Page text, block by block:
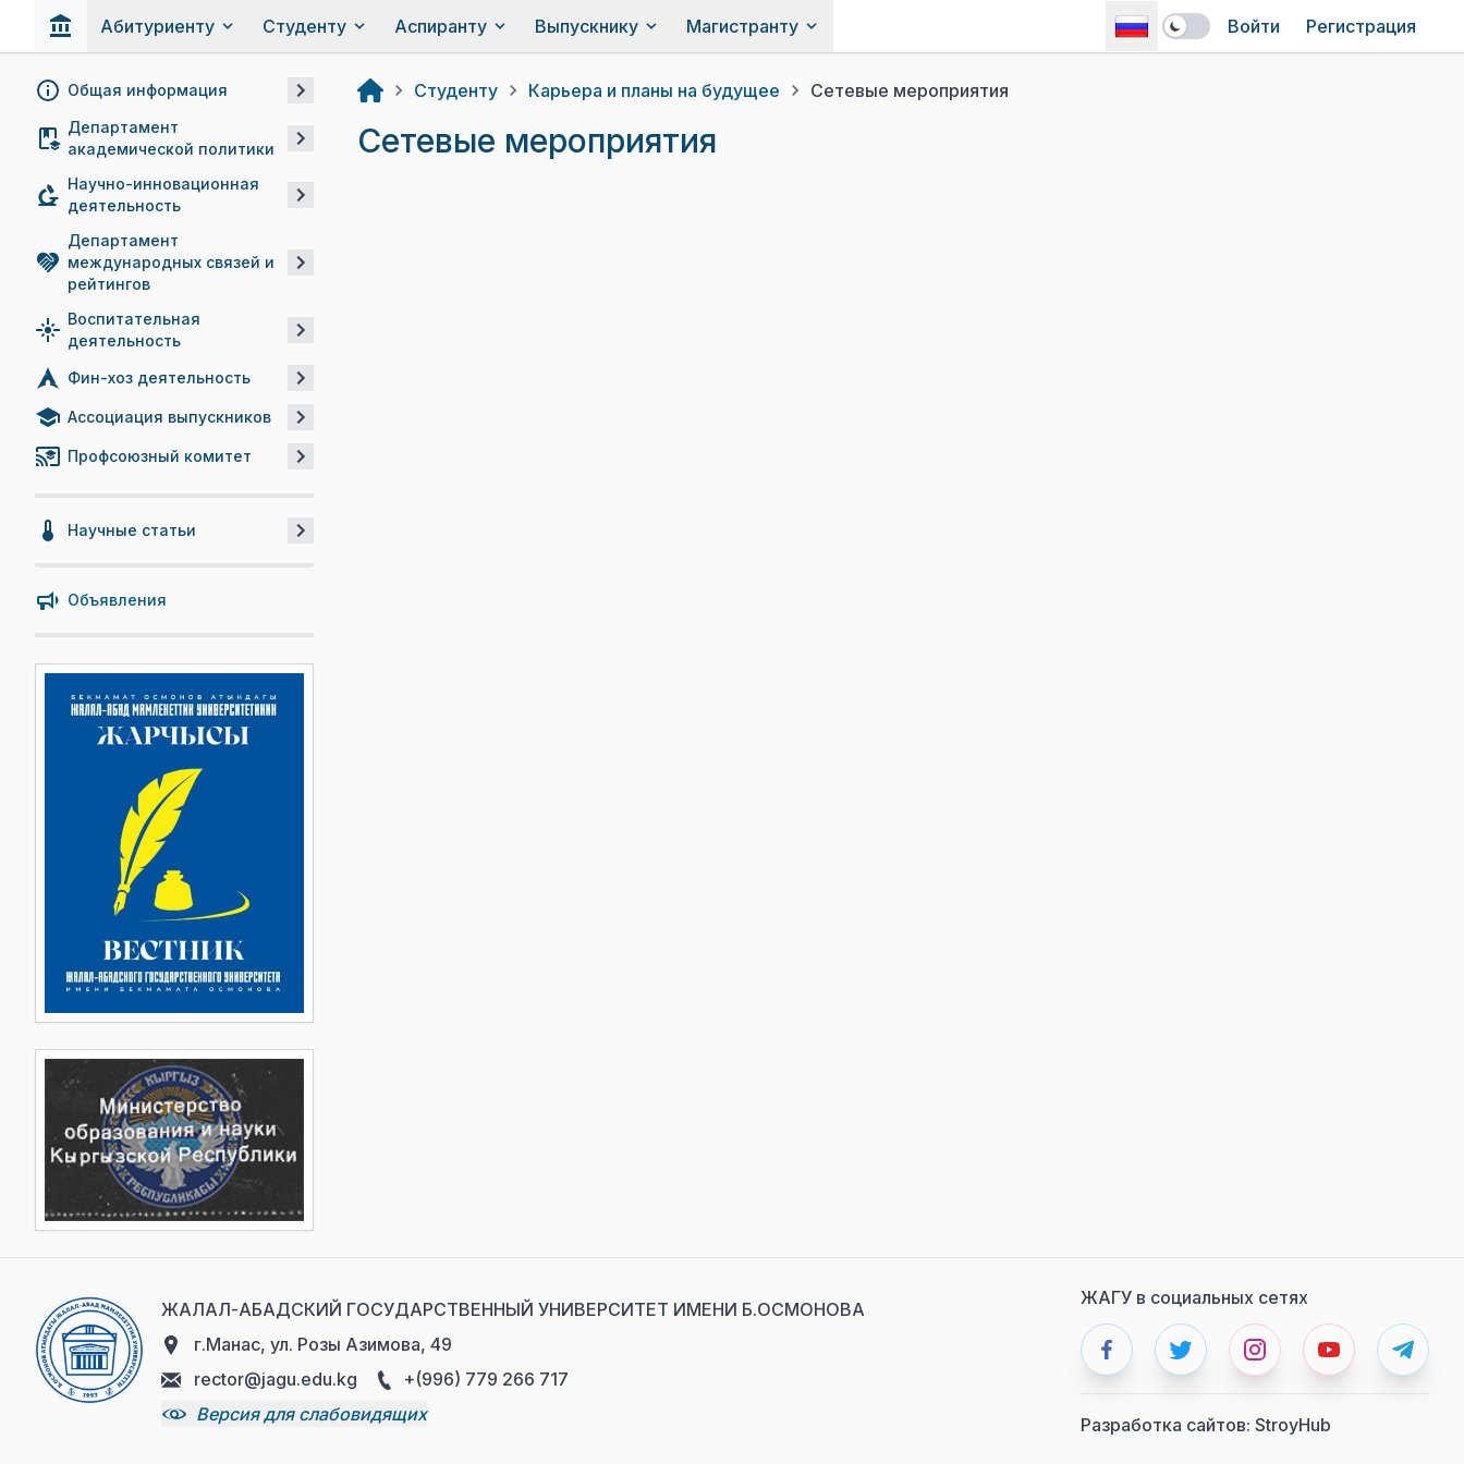
Абитуриенту Студенту Аспиранту Выпускнику Магистранту Войти Регистрация
Общая информация
Департамент
академической политики
Научно-инновационная
деятельность
Департамент
международных связей и
рейтингов
Воспитательная
деятельность
Фин-хоз деятельность
Ассоциация выпускников
Профсоюзный комитет
Научные статьи
Объявления
Студенту Карьера и планы на будущее Сетевые мероприятия
Сетевые мероприятия
ЖАЛАЛ-АБАДСКИЙ ГОСУДАРСТВЕННЫЙ УНИВЕРСИТЕТ ИМЕНИ Б.ОСМОНОВА
г.Манас, ул. Розы Азимова, 49
rector@jagu.edu.kg
+(996) 779 266 717
Версия для слабовидящих
ЖАГУ в социальных сетях
Разработка сайтов: StroyHub